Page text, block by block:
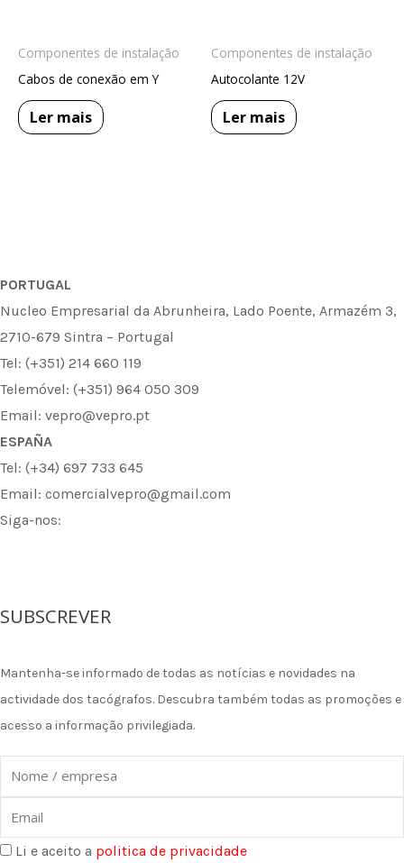
Componentes de instalação
Cabos de conexão em Y
Ler mais
Componentes de instalação
Autocolante 12V
Ler mais
PORTUGAL
Nucleo Empresarial da Abrunheira, Lado Poente, Armazém 3,
2710-679 Sintra – Portugal
Tel: (+351) 214 660 119
Telemóvel: (+351) 964 050 309
Email: vepro@vepro.pt
ESPAÑA
Tel: (+34) 697 733 645
Email: comercialvepro@gmail.com
Siga-nos:
a
c
e
b
o
o
n
s
t
a
g
r
n
k
e
d
i
SUBSCREVER
Mantenha-se informado de todas as notícias e novidades na
actividade dos tacógrafos. Descubra também todas as promoções e
acesso a informação privilegiada.
Nome
Li e aceito a politica de privacidade